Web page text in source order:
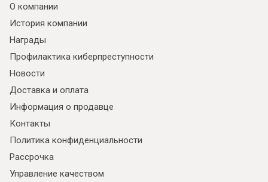
О компании
История компании
Награды
Профилактика киберпреступности
Новости
Доставка и оплата
Информация о продавце
Контакты
Политика конфиденциальности
Рассрочка
Управление качеством